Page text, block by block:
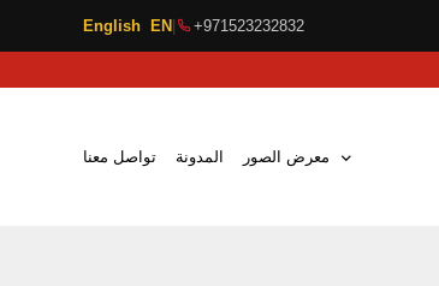
+971523232832
English EN
تواصل معنا المدونة